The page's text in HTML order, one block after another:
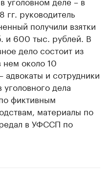
гг. руководитель
получили взятки
и 600 тыс. рублей. В
дело состоит из
нем около 10
и сотрудники
дела
фиктивным
материалы по
в УФССП по